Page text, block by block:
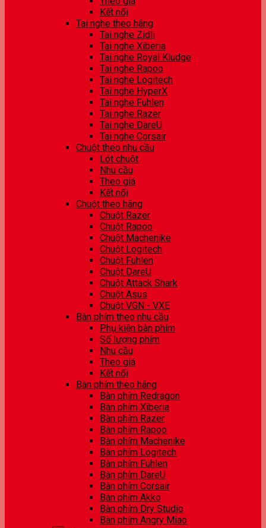
Kết nối
Tai nghe theo hãng
Tai nghe Zidli
Tai nghe Xiberia
Tai nghe Royal Kludge
Tai nghe Rapoo
Tai nghe Logitech
Tai nghe HyperX
Tai nghe Fuhlen
Tai nghe Razer
Tai nghe DareU
Tai nghe Corsair
Chuột theo nhu cầu
Lót chuột
Nhu cầu
Theo giá
Kết nối
Chuột theo hãng
Chuột Razer
Chuột Rapoo
Chuột Machenike
Chuột Logitech
Chuột Fuhlen
Chuột DareU
Chuột Attack Shark
Chuột Asus
Chuột VGN - VXE
Bàn phím theo nhu cầu
Phụ kiện bàn phím
Số lượng phím
Nhu cầu
Theo giá
Kết nối
Bàn phím theo hãng
Bàn phím Redragon
Bàn phím Xiberia
Bàn phím Razer
Bàn phím Rapoo
Bàn phím Machenike
Bàn phím Logitech
Bàn phím Fuhlen
Bàn phím DareU
Bàn phím Corsair
Bàn phím Akko
Bàn phím Dry Studio
Bàn phím Angry Miao